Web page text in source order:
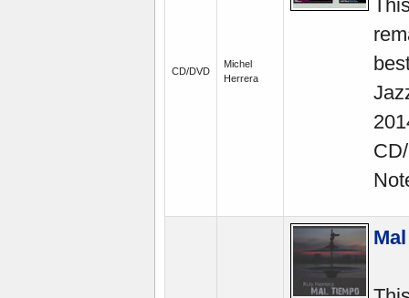
CD/DVD
Michel
Herrera